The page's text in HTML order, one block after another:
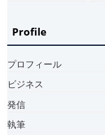
Profile
プロフィール
ビジネス
発信
執筆